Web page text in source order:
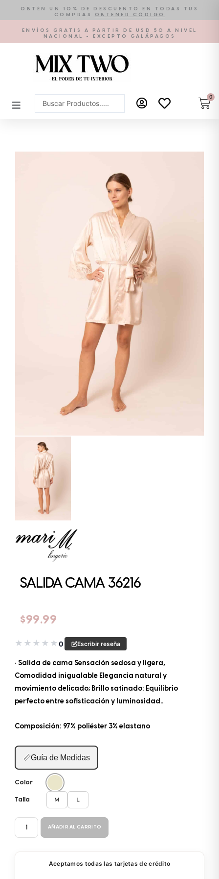
contenido
OBTÉN UN 10% DE DESCUENTO EN TODAS TUS
COMPRAS
OBTENER CÓDIGO
ENVÍOS GRATIS A PARTIR DE USD 50 A NIVEL
NACIONAL - EXCEPTO GALÁPAGOS
Search
...
0
SALIDA CAMA 36216
$99.99
★ ★ ★ ★ ★0 Escribir reseña
• Salida de cama Sensación sedosa y ligera,
Comodidad inigualable Elegancia natural y
movimiento delicado; Brillo satinado: Equilibrio
perfecto entre sofisticación y luminosidad..
Composición: 97% poliéster 3% elastano
📏Guía de Medidas
Color
Talla M L
SALIDA
CAMA
cantidad
AÑADIR AL CARRITO
Aceptamos todas las tarjetas de crédito